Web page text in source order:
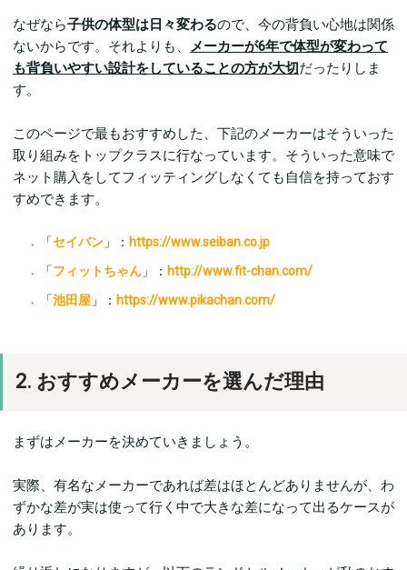
なぜなら子供の体型は日々変わるので、今の背負い心地は関係
ないからです。それよりも、 メーカーが6年で体型が変わって
も背負いやすい設計をしていることの方が大切だったりしま
す。
このページで最もおすすめした、下記のメーカーはそういった
取り組みをトップクラスに行なっています。そういった意味で
ネット購入をしてフィッティングしなくても自信を持っておす
すめできます。
「セイバン 」： https://www.seiban.co.jp
「フィットちゃん 」： http://www.fit-chan.com/
「池田屋 」： https://www.pikachan.com/
2. おすすめメーカーを選んだ理由
まずはメーカーを決めていきましょう。
実際、有名なメーカーであれば差はほとんどありませんが、わ
ずかな差が実は使って行く中で大きな差になって出るケースが
あります。